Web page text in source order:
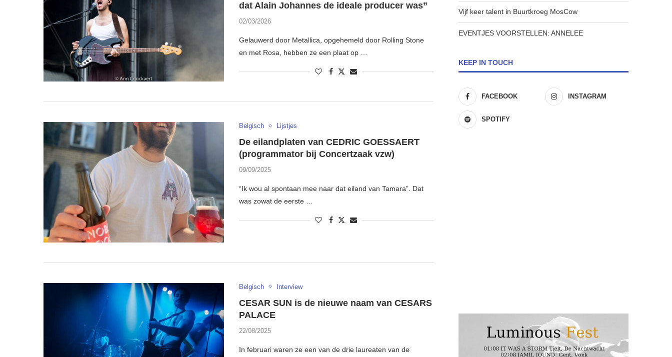
dat Alain Johannes de ideale producer was”
02/03/2026
Gelauwerd door Metallica, opgehemeld door Rolling Stone
en met Rosa, hebben ze een plaat op …
Belgisch Lijstjes
De eilandplaten van CEDRIC GOESSAERT
(programmator bij Concertzaak vzw)
09/09/2025
“Ik wou al spontaan mee naar dat eiland van Tamara”. Dat
was zowat de eerste …
Belgisch Interview
CESAR SUN is de nieuwe naam van CESARS
PALACE
22/08/2025
In februari waren ze een van de drie laureaten van de
Vijf keer talent in Buurtkroeg MosCow
EVENTJES VOORSTELLEN: ANNELEE
KEEP IN TOUCH
FACEBOOK INSTAGRAM
SPOTIFY